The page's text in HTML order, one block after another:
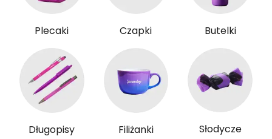
Plecaki Czapki Butelki
Długopisy Filiżanki Słodycze